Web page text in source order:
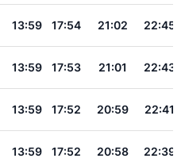
13:59 17:54 21:02 22:45
13:59 17:53 21:01 22:43
13:59 17:52 20:59 22:41
13:59 17:52 20:58 22:39